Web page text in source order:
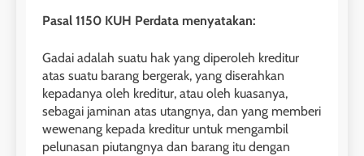
Pasal 1150 KUH Perdata menyatakan:
Gadai adalah suatu hak yang diperoleh kreditur
atas suatu barang bergerak, yang diserahkan
kepadanya oleh kreditur, atau oleh kuasanya,
sebagai jaminan atas utangnya, dan yang memberi
wewenang kepada kreditur untuk mengambil
pelunasan piutangnya dan barang itu dengan